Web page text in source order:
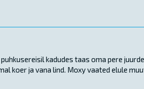
kadudes taas oma pere
koer ja vana lind. Moxy vaated elule